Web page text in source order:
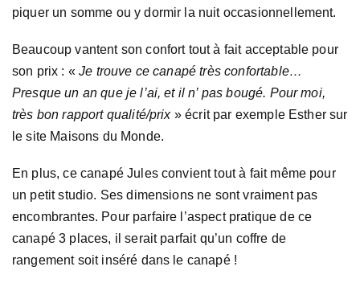
piquer un somme ou y dormir la nuit occasionnellement.
Beaucoup vantent son confort tout à fait acceptable pour
son prix : «Je trouve ce canapé très confortable…
Presque un an que je l’ai, et il n’ pas bougé. Pour moi,
très bon rapport qualité/prix» écrit par exemple Esther sur
le site Maisons du Monde.
En plus, ce canapé Jules convient tout à fait même pour
un petit studio. Ses dimensions ne sont vraiment pas
encombrantes. Pour parfaire l’aspect pratique de ce
canapé 3 places, il serait parfait qu’un coffre de
rangement soit inséré dans le canapé !